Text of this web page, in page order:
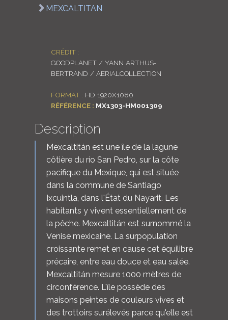
MEXCALTITAN
CRÉDIT :
GOODPLANET / YANN ARTHUS-
BERTRAND / AERIALCOLLECTION
FORMAT : HD 1920X1080
RÉFÉRENCE : MX1303-HM001309
Description
Mexcaltitán est une île de la lagune
côtière du río San Pedro, sur la côte
pacifique du Mexique, qui est située
dans la commune de Santiago
Ixcuintla, dans l'État du Nayarit. Les
habitants y vivent essentiellement de
la pêche. Mexcaltitán est surnommé la
Venise mexicaine. La surpopulation
croissante remet en cause cet équilibre
précaire, entre eau douce et eau salée.
Mexcaltitán mesure 1000 mètres de
circonférence. L'île possède des
maisons peintes de couleurs vives et
des trottoirs surélevés parce qu'elle est